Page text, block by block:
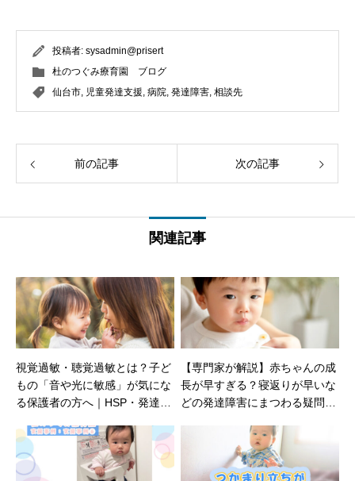
投稿者: sysadmin@prisert
杜のつぐみ療育園 ブログ
仙台市, 児童発達支援, 病院, 発達障害, 相談先
前の記事 次の記事
関連記事
視覚過敏・聴覚過敏とは？子ど
もの「音や光に敏感」が気にな
る保護者の方へ｜HSP・発達障
【専門家が解説】赤ちゃんの成
長が早すぎる？寝返りが早いな
どの発達障害にまつわる疑問を